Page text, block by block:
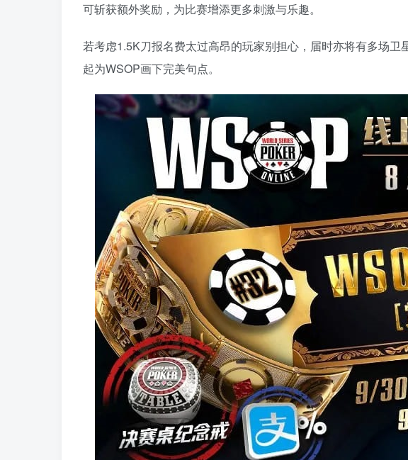
可斩获额外奖励，为比赛增添更多刺激与乐趣。
若考虑1.5K刀报名费太过高昂的玩家别担心，届时亦将有多场
起为WSOP画下完美句点。